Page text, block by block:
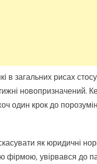
в загальних рисах
новопризначений.
один крок до
як юридичні
фірмою, увірвався до